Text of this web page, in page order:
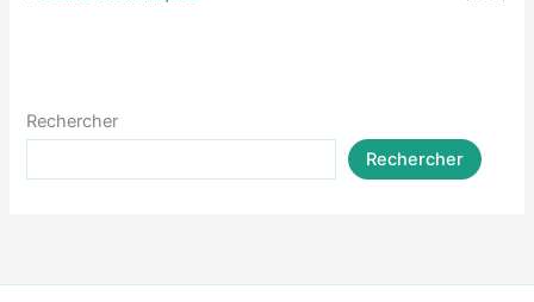
Rechercher
Rechercher